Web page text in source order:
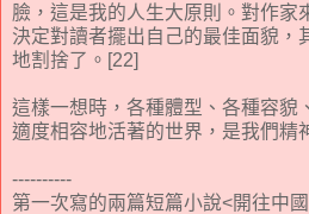
臉，這是我的人生大原則。對作家
決定對讀者擺出自己的最佳面貌，
地割捨了。[22]
這樣一想時，各種體型、各種容貌
適度相容地活著的世界，是我們精
----------
第一次寫的兩篇短篇小說<開往中